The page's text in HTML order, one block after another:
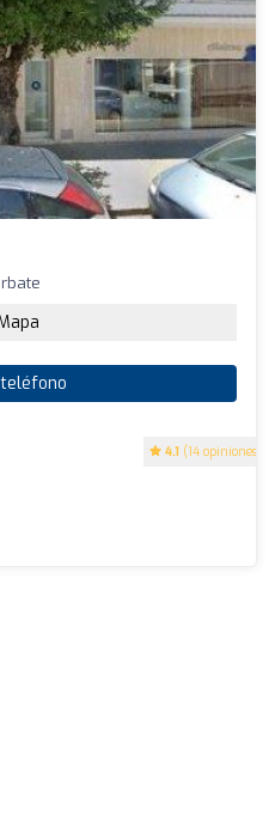
4.1 (14 opiniones)